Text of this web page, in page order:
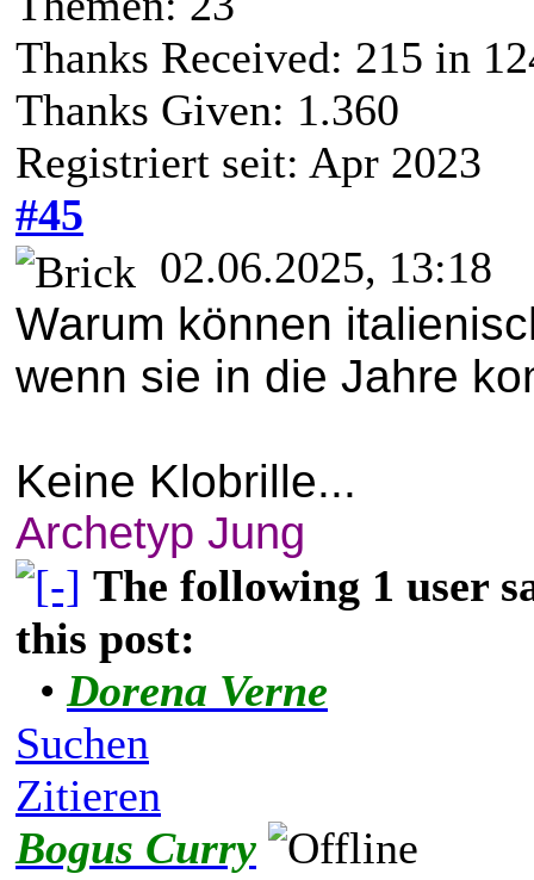
Thanks Received: 215 in
Thanks Given: 1.360
Registriert seit: Apr 2023
#45
02.06.2025, 13:18
Warum können
wenn sie in die Jahre
Keine Klobrille...
Archetyp Jung
The following 1 user
this post:
• Dorena Verne
Suchen
Zitieren
Bogus Curry